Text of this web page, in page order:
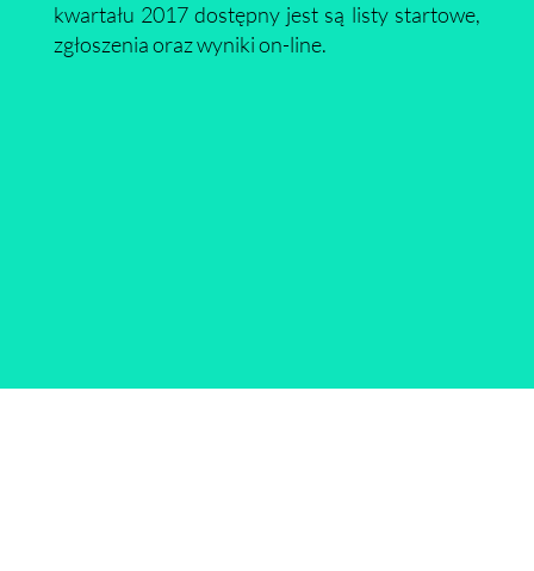
kwartału 2017 dostępny jest są listy startowe,
zgłoszenia oraz wyniki on-line.